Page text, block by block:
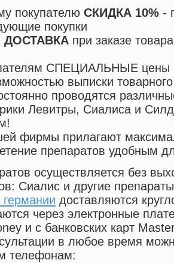
покупателю СКИДКА 10% -
покупки
ДОСТАВКА при заказе
СПЕЦИАЛЬНЫЕ цены
выписки
проводятся
Левитры, Сиалиса и
фирмы прилагают
препаратов удобным
осуществляется без
Сиалис и другие
германии доставляются
через электронные
и с банковских карт
в любое время
телефонам: